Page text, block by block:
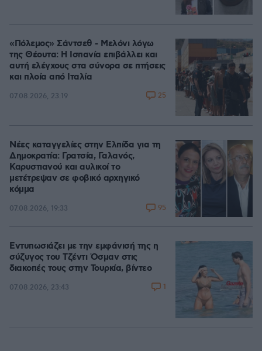
«Πόλεμος» Σάντσεθ - Μελόνι λόγω
της Θέουτα: Η Ισπανία επιβάλλει και
αυτή ελέγχους στα σύνορα σε πτήσεις
και πλοία από Ιταλία
07.08.2026, 23:19 25
Νέες καταγγελίες στην Ελπίδα για τη
Δημοκρατία: Γρατσία, Γαλανός,
Καρυστιανού και αυλικοί το
μετέτρεψαν σε φοβικό αρχηγικό
κόμμα
07.08.2026, 19:33 95
Εντυπωσιάζει με την εμφάνισή της η
σύζυγος του Τζέντι Όσμαν στις
διακοπές τους στην Τουρκία, βίντεο
07.08.2026, 23:43 1